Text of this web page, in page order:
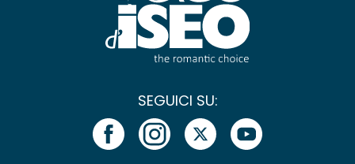
SEGUICI SU: